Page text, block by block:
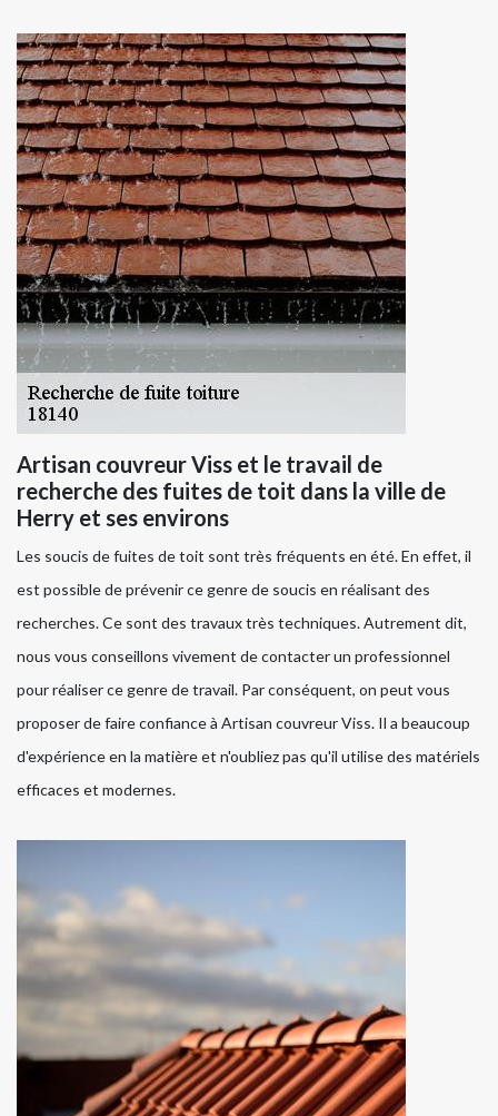
Artisan couvreur Viss et le travail de
recherche des fuites de toit dans la ville de
Herry et ses environs
Les soucis de fuites de toit sont très fréquents en été. En effet, il
est possible de prévenir ce genre de soucis en réalisant des
recherches. Ce sont des travaux très techniques. Autrement dit,
nous vous conseillons vivement de contacter un professionnel
pour réaliser ce genre de travail. Par conséquent, on peut vous
proposer de faire confiance à Artisan couvreur Viss. Il a beaucoup
d'expérience en la matière et n'oubliez pas qu'il utilise des matériels
efficaces et modernes.